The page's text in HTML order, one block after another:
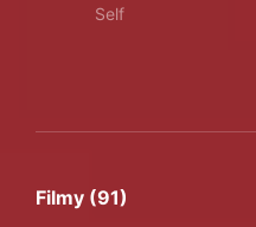
Self
Filmy (91)